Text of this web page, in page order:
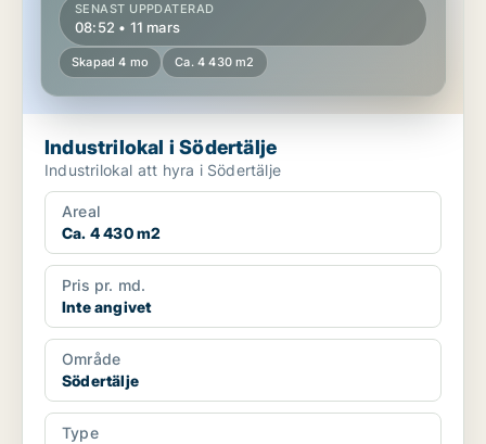
SENAST UPPDATERAD
08:52 • 11 mars
Skapad 4 mo Ca. 4 430 m2
Industrilokal i Södertälje
Industrilokal att hyra i Södertälje
Areal
Ca. 4 430 m2
Pris pr. md.
Inte angivet
Område
Södertälje
Type